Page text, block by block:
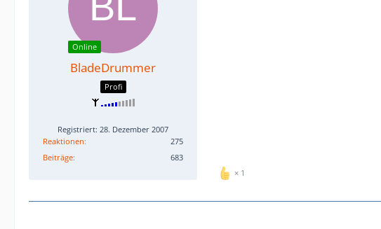
Online
BladeDrummer
Profi
Registriert: 28. Dezember 2007
Reaktionen
275
Beiträge
683
1